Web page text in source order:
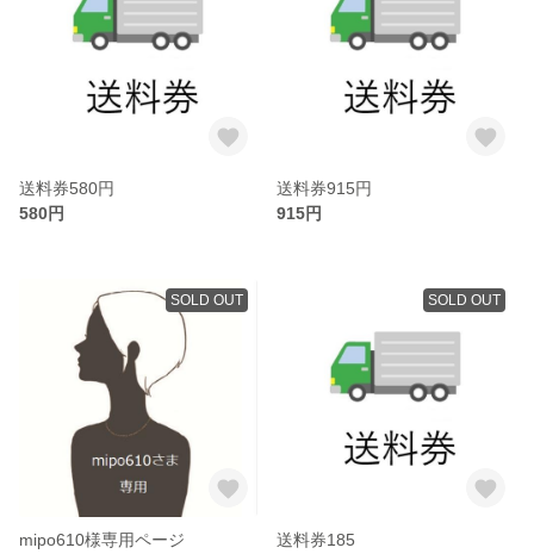
送料券580円
580円
送料券915円
915円
SOLD OUT
mipo610様専用ページ
SOLD OUT
送料券185